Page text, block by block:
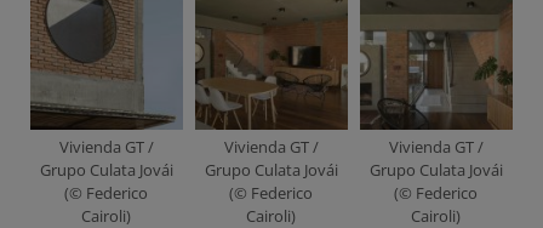
Vivienda GT /
Grupo Culata Jovái
(© Federico
Cairoli)
Vivienda GT /
Grupo Culata Jovái
(© Federico
Cairoli)
Vivienda GT /
Grupo Culata Jovái
(© Federico
Cairoli)